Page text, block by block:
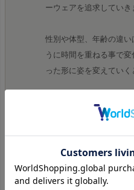
ーウェアを追求していき
性別や体型、年齢の違
うに時間を重ねる事で
った形に姿を変えていく
すいアイテムたち。テ
ています。
UITUは着用者と一緒に